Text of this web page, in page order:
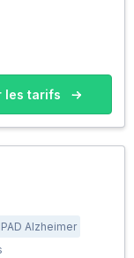
les tarifs
Alzheimer